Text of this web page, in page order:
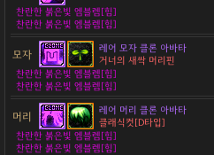
찬란한 붉은빛 엠블렘[힘]
찬란한 붉은빛 엠블렘[힘]
모자
레어 모자 클론 아바타
거너의 새싹 머리핀
찬란한 붉은빛 엠블렘[힘]
찬란한 붉은빛 엠블렘[힘]
머리
레어 머리 클론 아바타
클래식컷[D타입]
찬란한 붉은빛 엠블렘[힘]
찬란한 붉은빛 엠블렘[힘]